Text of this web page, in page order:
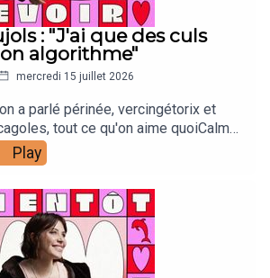
: "J'ai que des culs
algorithme"
mercredi 15 juillet 2026
a parlé périnée, vercingétorix et
tout ce qu'on aime quoiCalme
: directrice de production et
Louveau : community
Meslien : illustration
De Carvalho : montage
: chargée de
Bérault : illustrations Manon
Joanna & Gaspar : générique
Play